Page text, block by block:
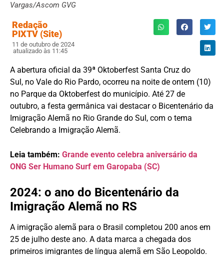
Vargas/Ascom GVG
Redação
PIXTV (Site)
11 de outubro de 2024
atualizado às 11:45
A abertura oficial da 39ª Oktoberfest Santa Cruz do
Sul, no Vale do Rio Pardo, ocorreu na noite de ontem (10)
no Parque da Oktoberfest do município. Até 27 de
outubro, a festa germânica vai destacar o Bicentenário da
Imigração Alemã no Rio Grande do Sul, com o tema
Celebrando a Imigração Alemã.
Leia também: Grande evento celebra aniversário da
ONG Ser Humano Surf em Garopaba (SC)
2024: o ano do Bicentenário da
Imigração Alemã no RS
A imigração alemã para o Brasil completou 200 anos em
25 de julho deste ano. A data marca a chegada dos
primeiros imigrantes de língua alemã em São Leopoldo.